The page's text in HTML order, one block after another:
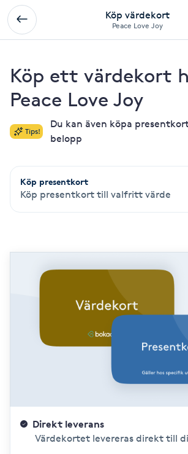
Köp värdekort
Peace Love Joy
Köp ett värdekort
Peace Love Joy
Tips!
Du kan även köpa
belopp
Köp presentkort
Köp presentkort till valfritt värde
Direkt leverans
Värdekortet levereras direkt till